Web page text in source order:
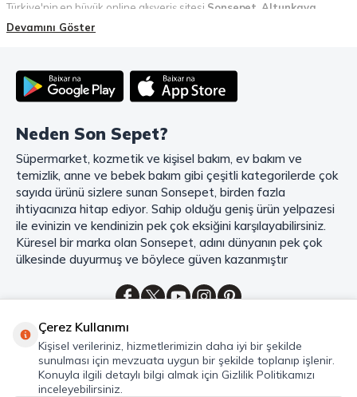
Türkiye'nin en büyük online alışveriş sitesi Sonsepet Altunkaya
Holdinggüvencesiyle hizmet vermektedir! Sonsepet, online alışveriş
teslimat ve güvenli ödeme seçenekleriyle, alışveriş yaparken
zamanınızı ve paranızı en verimli şekilde kullanırsınız.
Mahmood Coffee ile Kahve Keyfinizi Sonsepet'te Yaşayın!
Mahmood Coffee markasının eşsiz lezzetleriyle tanışın ve kahve
keyfinizi doruklara çıkarın. Filtre ve çekirdek kahve, kapsül kahve,
granül kahve, gold kahve, klasik kahve ve Türk kahvesi gibi birbirinden
lezzetli seçenekler arasından favorinizi seçin. Eğer pratik ve hızlı bir
kahve arıyorsanız, hazır Türk kahvesi ve cappuccino gibi seçenekler de
sizleri bekliyor. Sıcak çikolata ve kahve kreması ile kahve keyfinize
lezzet katabilirsiniz. Kahve tutkunlarının vazgeçilmezi olan bu ürünler,
keşfedin ve kahve keyfinizi doyasıya yaşayın!
Çayın büyülü dünyasına hoş geldiniz! Sonsepet, çay tutkunlarının
hayallerini süsleyenMahmood Teaçeşitlerini sizlerle buluşturuyor.
Seylan Çayı'nın benzersiz lezzetiyle tanışın ve çay demlemenin tadını
baştan yaşayın. Dökme çayın gizemli aroması ve sallama çayın taze
Devamını Göster
Neden Son Sepet?
Süpermarket, kozmetik ve kişisel bakım, ev bakım ve
temizlik, anne ve bebek bakım gibi çeşitli kategorilerde çok
sayıda ürünü sizlere sunan Sonsepet, birden fazla
ihtiyacınıza hitap ediyor. Sahip olduğu geniş ürün yelpazesi
ile evinizin ve kendinizin pek çok eksiğini karşılayabilirsiniz.
Küresel bir marka olan Sonsepet, adını dünyanın pek çok
ülkesinde duyurmuş ve böylece güven kazanmıştır
Kategoriler
Hızlı Erişim
Çerez Kullanımı
Kişisel verileriniz, hizmetlerimizin daha iyi bir şekilde
sunulması için mevzuata uygun bir şekilde toplanıp işlenir.
Konuyla ilgili detaylı bilgi almak için Gizlilik Politikamızı
inceleyebilirsiniz.